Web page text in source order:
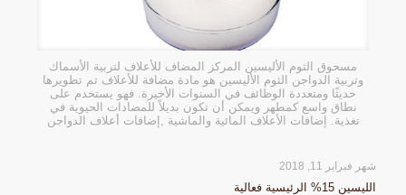
مسحوق الثوم الأليسين المركز المضاف للأعلاف لتربية الأسماك
وتربية الدواجن الثوم الأليسين هو مادة مضافة للأعلاف تم تطويرها
حديثًا ومتعددة الوظائف في السنوات الأخيرة. فهو يستخدم على
نطاق واسع كمطهر ويمكن أن تكون بديلاً للمضادات الحيوية في
تغذية. إضافات الأعلاف المائية والماشية ,إضافات أعلاف الدواجن
شهر فبراير 11, 2018
الليسين 15% الرئيسية فعالية